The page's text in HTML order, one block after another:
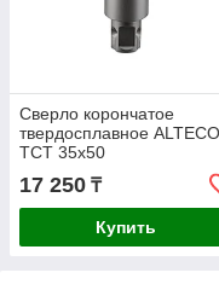
Сверло корончатое
твердосплавное ALTECO
TCT 35х50
17 250 ₸
Купить